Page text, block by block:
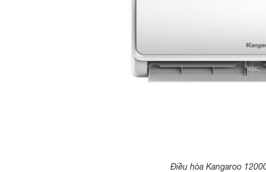
Điều hòa Kangaroo